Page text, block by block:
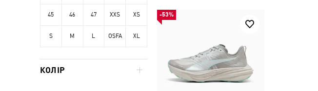
-53%
45 46 47 XXS XS
S M L OSFA XL
КОЛІР